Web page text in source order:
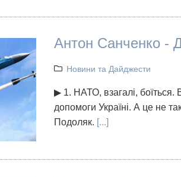
Антон Санченко -
Новини та Дайджести
▶ 1. НАТО, взагалі,
допомоги Україні. А це не
Подоляк. [...]